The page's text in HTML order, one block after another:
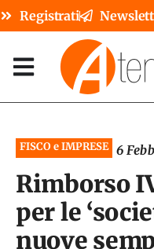
Registrati
FISCO e IMPRESE 6
Rimborso
per le
nuove